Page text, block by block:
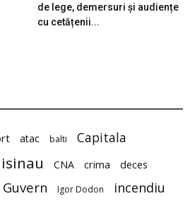
de lege, demersuri și audiențe
cu cetățenii...
atac balti Capitala
CNA crima deces
Guvern Igor Dodon incendiu